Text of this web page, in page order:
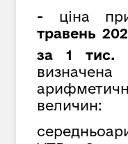
- ціна
травень
за 1 тис.
величин: